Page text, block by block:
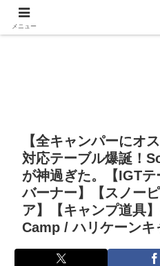
【全キャンパーにオ
対応テーブル爆誕！
が神過ぎた。【IGTテ
バーナー】【スノー
ア】【キャンプ道具
Camp / ハリケーンキ
メニュー